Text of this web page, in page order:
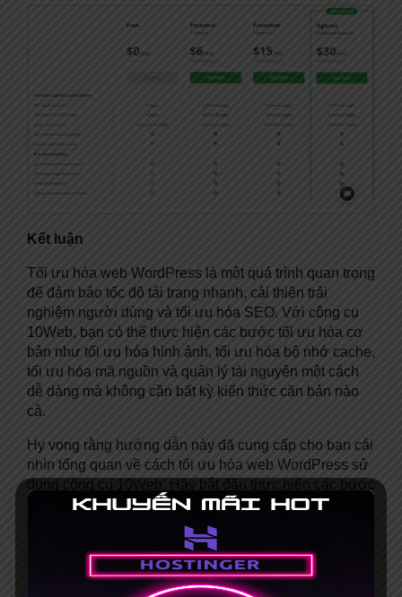
Kết luận
Tối ưu hóa web WordPress là một quá trình quan trọng
để đảm bảo tốc độ tải trang nhanh, cải thiện trải
nghiệm người dùng và tối ưu hóa SEO. Với công cụ
10Web, bạn có thể thực hiện các bước tối ưu hóa cơ
bản như tối ưu hóa hình ảnh, tối ưu hóa bộ nhớ cache,
tối ưu hóa mã nguồn và quản lý tài nguyên một cách
dễ dàng mà không cần bất kỳ kiến thức căn bản nào
cả.
Hy vọng rằng hướng dẫn này đã cung cấp cho bạn cái
nhìn tổng quan về cách tối ưu hóa web WordPress sử
dụng công cụ 10Web. Hãy bắt đầu thực hiện các bước
tối ưu hóa và tận hưởng hiệu suất tốt hơn cho trang
Đánh giá bài viết